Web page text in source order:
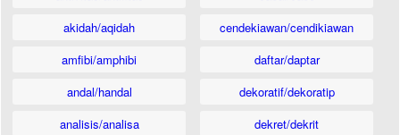
akidah/aqidah
amfibi/amphibi
andal/handal
analisis/analisa
cendekiawan/cendikiawan
daftar/daptar
dekoratif/dekoratip
dekret/dekrit